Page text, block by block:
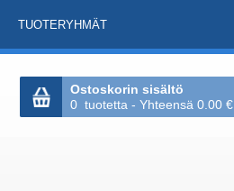
TUOTERYHMÄT
Ostoskorin sisältö
0 tuotetta - Yhteensä 0.00 €